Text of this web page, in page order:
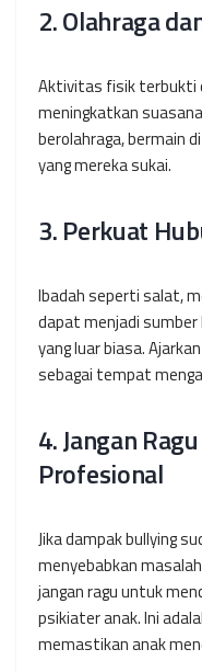
2. Olahraga
Aktivitas fisik terbukti
meningkatkan
berolahraga, bermain
yang mereka sukai.
3. Perkuat
Ibadah seperti salat,
dapat menjadi
yang luar biasa.
sebagai tempat
4. Jangan
Profesional
Jika dampak bullying
menyebabkan
jangan ragu untuk
psikiater anak. Ini
memastikan anak